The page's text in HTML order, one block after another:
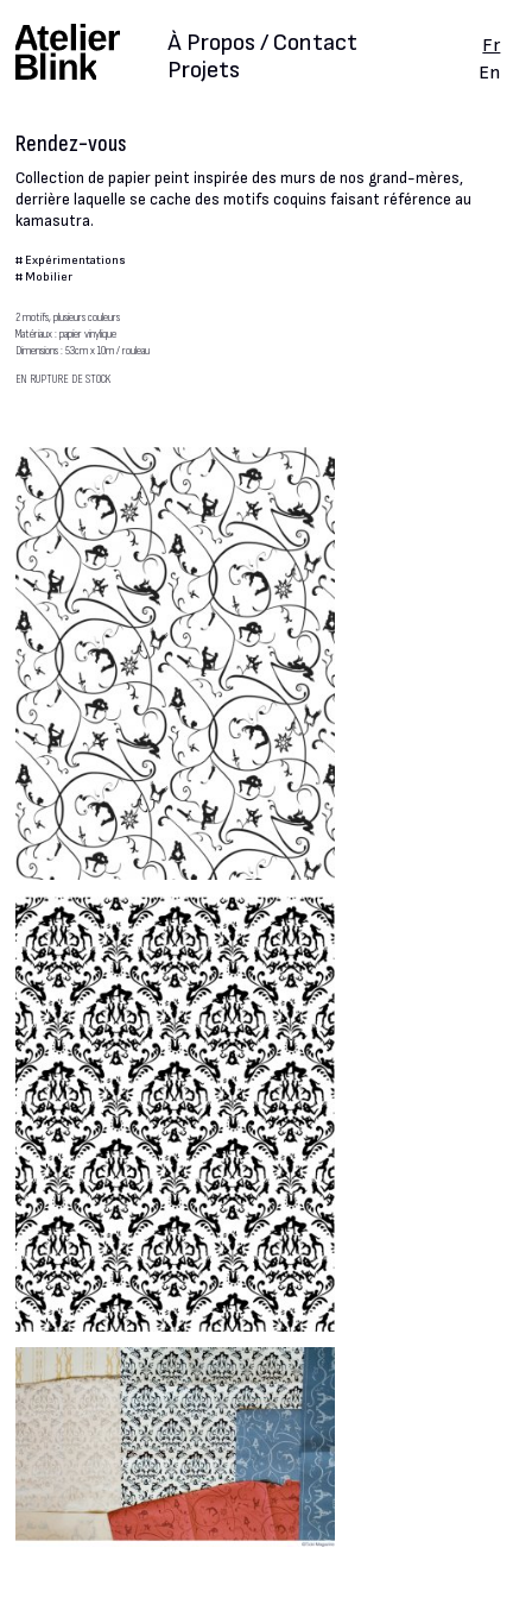
Projets
À Propos / Contact
Fr
En
Rendez-vous
Collection de papier peint inspirée des murs de nos grand-mères,
derrière laquelle se cache des motifs coquins faisant référence au
kamasutra.
# Expérimentations
# Mobilier
2 motifs, plusieurs couleurs
Matériaux : papier vinylique
Dimensions : 53cm x 10m / rouleau
EN RUPTURE DE STOCK